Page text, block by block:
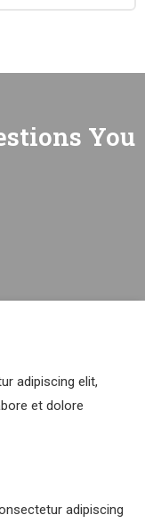
You
adipiscing elit,
et dolore
adipiscing